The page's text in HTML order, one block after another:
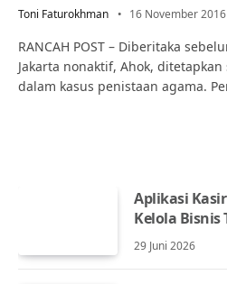
Toni Faturokhman 16 November 2016
RANCAH POST – Diberitaka
Jakarta nonaktif, Ahok,
dalam kasus penistaan agama.
Aplikasi
Kelola Bisnis
29 Juni 2026